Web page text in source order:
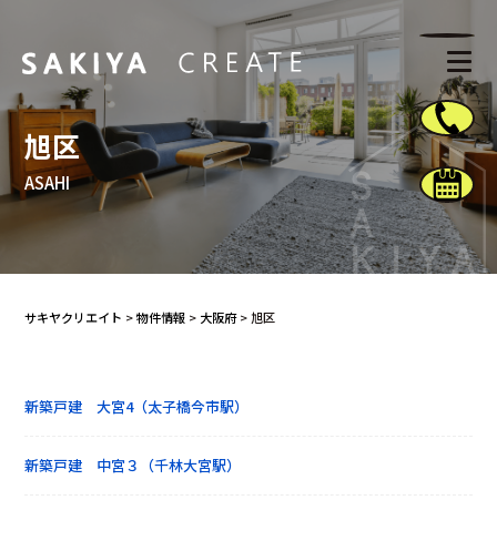
旭区
ASAHI
サキヤクリエイト >物件情報 > 大阪府>旭区
新築戸建 大宮4（太子橋今市駅）
新築戸建 中宮３（千林大宮駅）